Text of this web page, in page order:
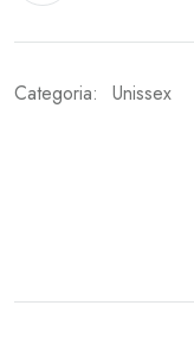
Categoria: Unissex